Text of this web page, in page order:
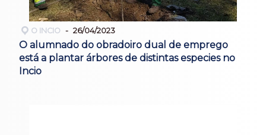
O INCIO 26/04/2023
O alumnado do obradoiro dual de emprego
está a plantar árbores de distintas especies no
Incio